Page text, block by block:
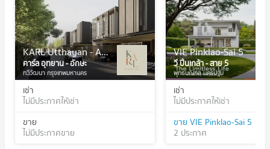
KARL Utthayan - Aksa
คาร์ล อุทยาน - อักษะ
ทวีวัฒนา กรุงเทพมหานคร
เช่า
ไม่มีประกาศให้เช่า
ขาย
ไม่มีประกาศขาย
VIE Pinklao-Sai 5
วี ปิ่นเกล้า - สาย 5
พุทธมณฑล นครปฐม
เช่า
ไม่มีประกาศให้เช่า
ขาย VIE Pinklao-Sai 5
2 ประกาศ